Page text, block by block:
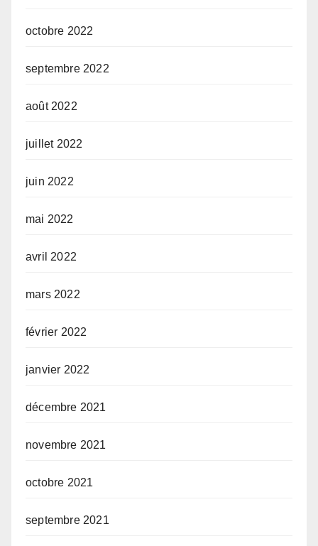
octobre 2022
septembre 2022
août 2022
juillet 2022
juin 2022
mai 2022
avril 2022
mars 2022
février 2022
janvier 2022
décembre 2021
novembre 2021
octobre 2021
septembre 2021